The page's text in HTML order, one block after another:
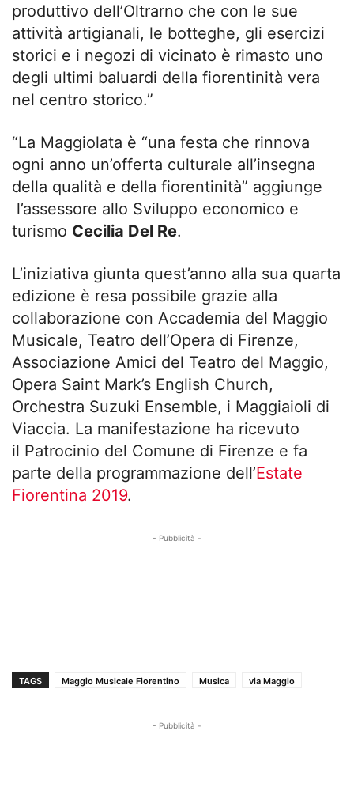
produttivo dell’Oltrarno che con le sue
attività artigianali, le botteghe, gli esercizi
storici e i negozi di vicinato è rimasto uno
degli ultimi baluardi della fiorentinità vera
nel centro storico.”
“La Maggiolata è “una festa che rinnova
ogni anno un’offerta culturale all’insegna
della qualità e della fiorentinità” aggiunge
l’assessore allo Sviluppo economico e
turismo Cecilia Del Re.
L’iniziativa giunta quest’anno alla sua quarta
edizione è resa possibile grazie alla
collaborazione con Accademia del Maggio
Musicale, Teatro dell’Opera di Firenze,
Associazione Amici del Teatro del Maggio,
Opera Saint Mark’s English Church,
Orchestra Suzuki Ensemble, i Maggiaioli di
Viaccia. La manifestazione ha ricevuto
il Patrocinio del Comune di Firenze e fa
parte della programmazione dell’Estate
Fiorentina 2019.
- Pubblicità -
TAGS Maggio Musicale Fiorentino Musica via Maggio
- Pubblicità -